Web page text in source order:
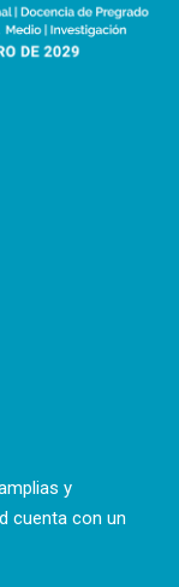
y
cuenta con un